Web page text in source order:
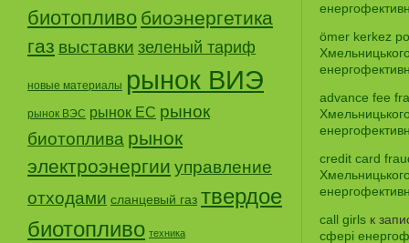
биотопливо биоэнергетика
газ выставки зеленый тариф
новые материалы рынок ВИЭ
рынок ВЭС рынок ЕС рынок
биотоплива рынок
электроэнергии управление
отходами сланцевый газ твердое
биотопливо техника
ömer kerkez
advance fee
credit card
call girls к
сфері